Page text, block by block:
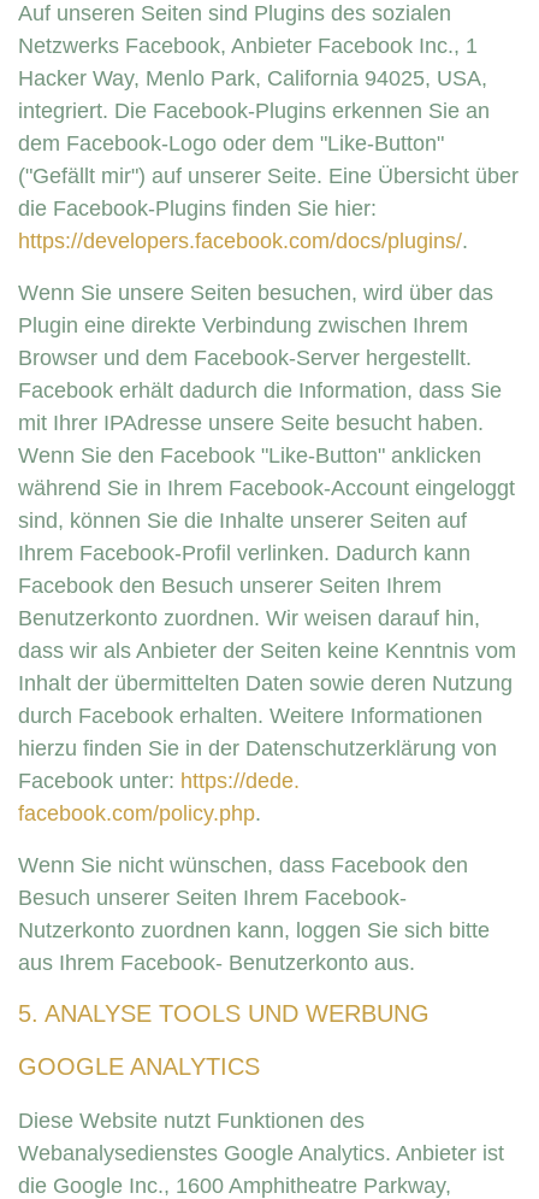
Auf unseren Seiten sind Plugins des sozialen
Netzwerks Facebook, Anbieter Facebook Inc., 1
Hacker Way, Menlo Park, California 94025, USA,
integriert. Die Facebook-Plugins erkennen Sie an
dem Facebook-Logo oder dem "Like-Button"
("Gefällt mir") auf unserer Seite. Eine Übersicht über
die Facebook-Plugins finden Sie hier:
https://developers.facebook.com/docs/plugins/.
Wenn Sie unsere Seiten besuchen, wird über das
Plugin eine direkte Verbindung zwischen Ihrem
Browser und dem Facebook-Server hergestellt.
Facebook erhält dadurch die Information, dass Sie
mit Ihrer IPAdresse unsere Seite besucht haben.
Wenn Sie den Facebook "Like-Button" anklicken
während Sie in Ihrem Facebook-Account eingeloggt
sind, können Sie die Inhalte unserer Seiten auf
Ihrem Facebook-Profil verlinken. Dadurch kann
Facebook den Besuch unserer Seiten Ihrem
Benutzerkonto zuordnen. Wir weisen darauf hin,
dass wir als Anbieter der Seiten keine Kenntnis vom
Inhalt der übermittelten Daten sowie deren Nutzung
durch Facebook erhalten. Weitere Informationen
hierzu finden Sie in der Datenschutzerklärung von
Facebook unter: https://dede.
facebook.com/policy.php.
Wenn Sie nicht wünschen, dass Facebook den
Besuch unserer Seiten Ihrem Facebook-
Nutzerkonto zuordnen kann, loggen Sie sich bitte
aus Ihrem Facebook- Benutzerkonto aus.
5. ANALYSE TOOLS UND WERBUNG
GOOGLE ANALYTICS
Diese Website nutzt Funktionen des
Webanalysedienstes Google Analytics. Anbieter ist
die Google Inc., 1600 Amphitheatre Parkway,